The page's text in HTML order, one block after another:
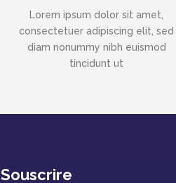
Lorem ipsum dolor sit amet,
consectetuer adipiscing elit, sed
diam nonummy nibh euismod
tincidunt ut
Souscrire